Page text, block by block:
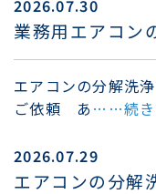
2026.07.30
業務用エアコン
エアコンの分解洗
ご依頼 あ……続き
2026.07.29
エアコンの分解